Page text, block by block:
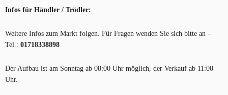
Infos für Händler / Trödler:
Weitere Infos zum Markt folgen. Für Fragen wenden Sie sich bitte an –
Tel.: 01718338898
Der Aufbau ist am Sonntag ab 08:00 Uhr möglich, der Verkauf ab 11:00
Uhr.